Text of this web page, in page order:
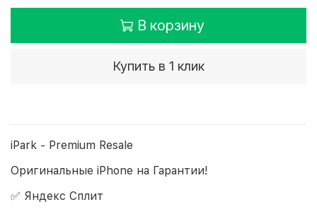
В корзину
Купить в 1 клик
iPark - Premium Resale
Оригинальные iPhone на Гарантии!
✅ Яндекс Сплит